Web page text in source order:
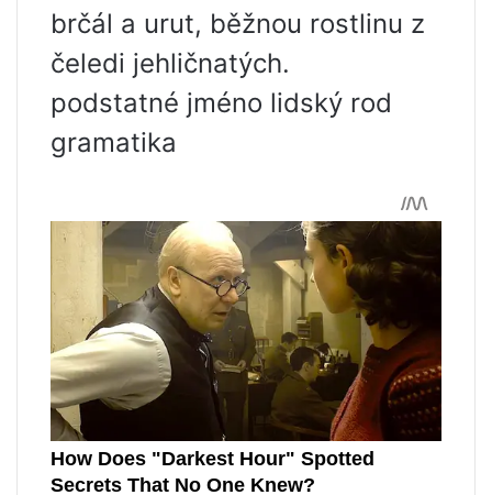
brčál a urut, běžnou rostlinu z
čeledi jehličnatých.
podstatné jméno lidský rod
gramatika